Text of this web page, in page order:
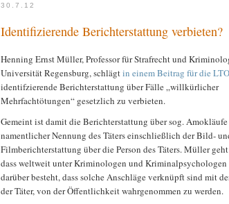
30.7.12
Identifizierende Berichterstattung verbieten?
Henning Ernst Müller, Professor für Strafrecht und
Universität Regensburg, schlägtin einem Beitrag für die LTO
identifzierende Berichterstattung über Fälle „willkürlicher
Mehrfachtötungen“ gesetzlich zu verbieten.
Gemeint ist damit die Berichterstattung über sog.
namentlicher Nennung des Täters einschließlich der Bild-
Filmberichterstattung über die Person des Täters. Müller
dass weltweit unter Kriminologen und
darüber besteht, dass solche Anschläge verknüpft sind mit
der Täter, von der Öffentlichkeit wahrgenommen zu werden.